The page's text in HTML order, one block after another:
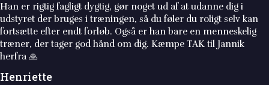
dygtig og kompetent fysioterapeut. Jeg startede med et
personligt forløb, for ca 1 år siden, hvor Jannik viste mig
hvordan øvelserne skulle laves og pressede på så det ikke blev
for let. Der er en god stemning i træningslokalet, og jeg har
fundet en god og stabil træningsmakker, som Jannik satte mig i
sige hvis der er noget der skal rettes.